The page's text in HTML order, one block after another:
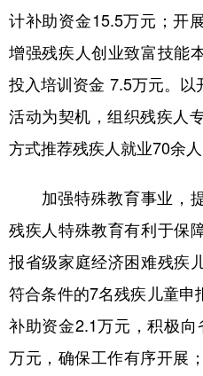
计补助资金15.5万元；开
增强残疾人创业致富技能
投入培训资金 7.5万元。以
活动为契机，组织残疾人
方式推荐残疾人就业70余
加强特殊教育事业，
残疾人特殊教育有利于保
报省级家庭经济困难残疾
符合条件的7名残疾儿童
补助资金2.1万元，积极
万元，确保工作有序开展